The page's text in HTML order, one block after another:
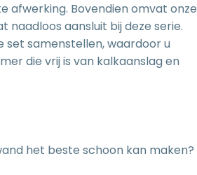
afwerking. Bovendien omvat onze
naadloos aansluit bij deze serie.
set samenstellen, waardoor u
die vrij is van kalkaanslag en
het beste schoon kan maken?